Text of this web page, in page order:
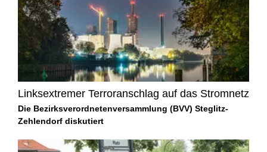
Linksextremer Terroranschlag auf das Stromnetz
Die Bezirksverordnetenversammlung (BVV) Steglitz-
Zehlendorf diskutiert